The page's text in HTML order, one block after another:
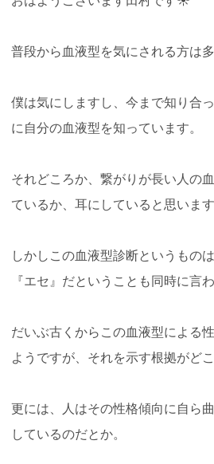
普段から血液型を気にされる方は
僕は気にしますし、今まで知り合
に自分の血液型を知っています。
それどころか、繋がりが長い人の
ているか、耳にしていると思います
しかしこの血液型診断というもの
『エセ』だということも同時に言
だいぶ古くからこの血液型による
ようですが、それを示す根拠がど
更には、人はその性格傾向に自ら
しているのだとか。